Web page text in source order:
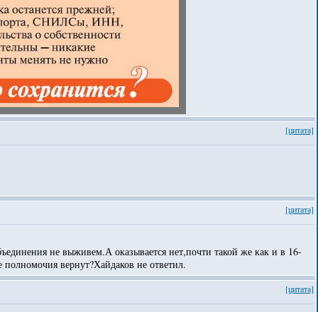
[цитата]
[цитата]
не выживем.А оказывается нет,почти такой же как и в 16-
вернут?Хайдаков не ответил.
[цитата]